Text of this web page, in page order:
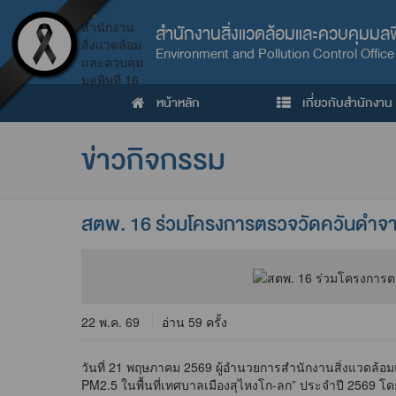
สำนักงานสิ่งแวดล้อมและควบคุมม
Environment and Pollution Control
หน้าหลัก เกี่ยวกับสำนักงาน
ข่าวกิจกรรม
สตพ. 16 ร่วมโครงการตรวจวัดควันดำจ
22 พ.ค. 69 อ่าน 59 ครั้ง
วันที่ 21 พฤษภาคม 2569 ผู้อำนวยการสำนักงานสิ่งแวดล้
PM2.5 ในพื้นที่เทศบาลเมืองสุไหงโก-ลก” ประจำปี 2569